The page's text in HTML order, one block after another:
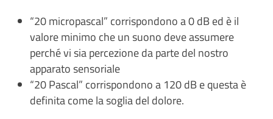
“20 micropascal” corrispondono a 0 dB ed è il
valore minimo che un suono deve assumere
perché vi sia percezione da parte del nostro
apparato sensoriale
“20 Pascal” corrispondono a 120 dB e questa è
definita come la soglia del dolore.